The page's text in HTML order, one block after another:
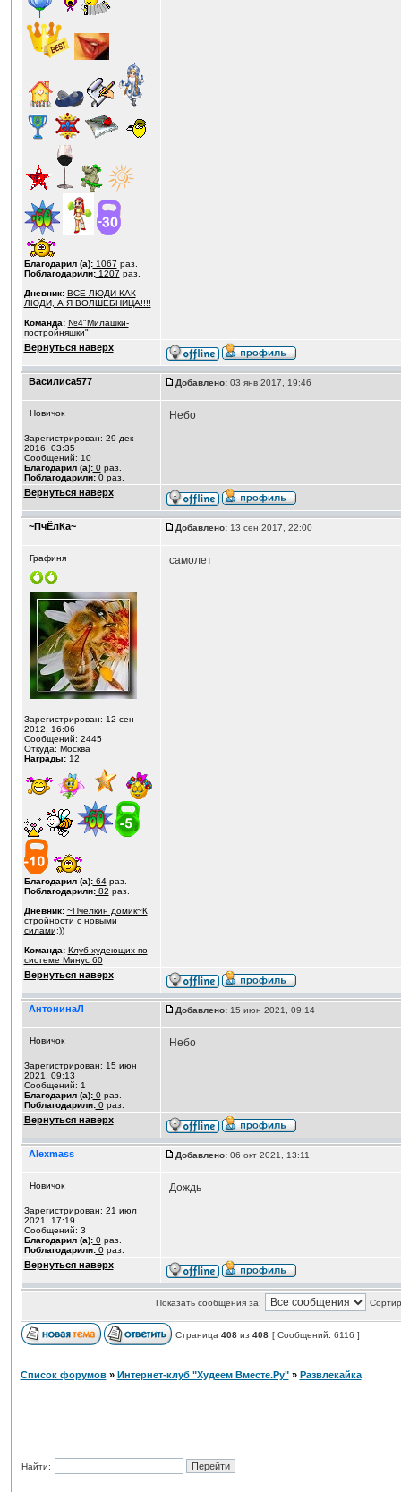
Благодарил (а):1067 раз.
Поблагодарили:1207 раз.
Дневник: ВСЕ ЛЮДИ КАК
ЛЮДИ, А Я ВОЛШЕБНИЦА!!!!
Команда: №4"Милашки-
постройняшки"
Вернуться наверх
Василиса577 Добавлено:03 янв 2017, 19:46
Новичок
Зарегистрирован: 29 дек
2016, 03:35
Сообщений: 10
Благодарил (а):0раз.
Поблагодарили:0раз.
Небо
Вернуться наверх
~ПчЁлКа~ Добавлено:13 сен 2017, 22:00
Графиня
Зарегистрирован: 12 сен
2012, 16:06
Сообщений: 2445
Откуда: Москва
Награды: 12
Благодарил (а):64раз.
Поблагодарили:82 раз.
Дневник: ~Пчёлкин домик~К
стройности с новыми
силами;))
Команда: Клуб худеющих по
системе Минус 60
самолет
Вернуться наверх
АнтонинаЛ Добавлено:15 июн 2021, 09:14
Новичок
Зарегистрирован: 15 июн
2021, 09:13
Сообщений: 1
Благодарил (а):0раз.
Поблагодарили:0раз.
Небо
Вернуться наверх
Alexmass Добавлено:06 окт 2021, 13:11
Новичок
Зарегистрирован: 21 июл
2021, 17:19
Сообщений: 3
Благодарил (а):0раз.
Поблагодарили:0раз.
Дождь
Вернуться наверх
Показать сообщения за:
Страница 408из 408 [ Сообщений: 6116 ]
Список форумов» Интернет-клуб "Худеем Вместе.Ру"» Развлекайка
Найти: